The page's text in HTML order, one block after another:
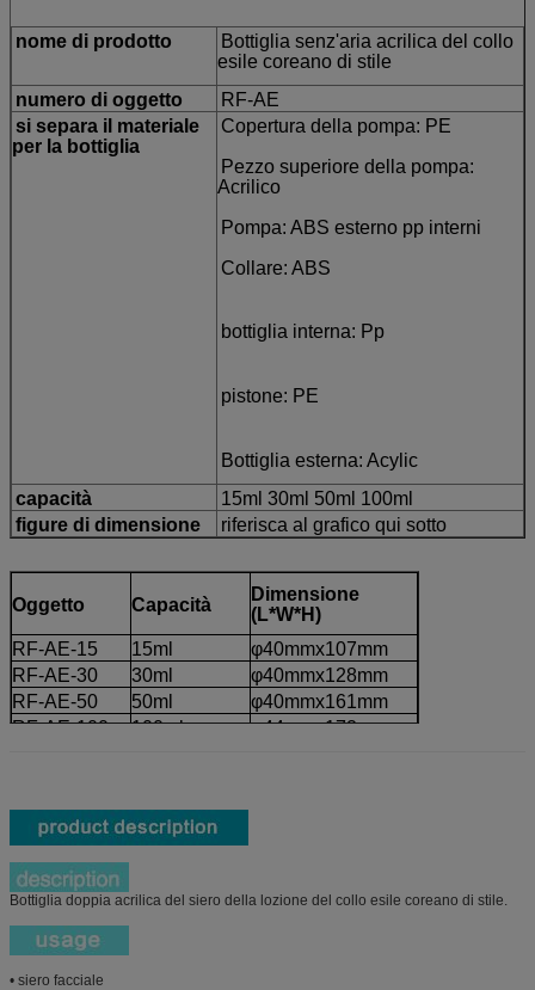
nome di prodotto
Bottiglia senz'aria acrilica del collo
esile coreano di stile
numero di oggetto
RF-AE
si separa il materiale
per la bottiglia
Copertura della pompa: PE
Pezzo superiore della pompa:
Acrilico
Pompa: ABS esterno pp interni
Collare: ABS
bottiglia interna: Pp
pistone: PE
Bottiglia esterna: Acylic
capacità
15ml 30ml 50ml 100ml
figure di dimensione
riferisca al grafico qui sotto
Oggetto Capacità
Dimensione
(L*W*H)
RF-AE-15
15ml
φ40mmx107mm
RF-AE-30
30ml
φ40mmx128mm
RF-AE-50
50ml
φ40mmx161mm
RF-AE-100
100ml φ44mmx172mm
Bottiglia doppia acrilica del siero della lozione del collo esile coreano di stile.
• siero facciale